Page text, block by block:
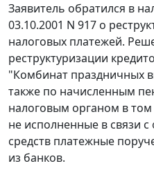
Заявитель обратился в
03.10.2001 N 917 о
налоговых платежей.
реструктуризации
"Комбинат праздничных
также по начисленным
налоговым органом в том
не исполненные в связи
средств платежные
из банков.